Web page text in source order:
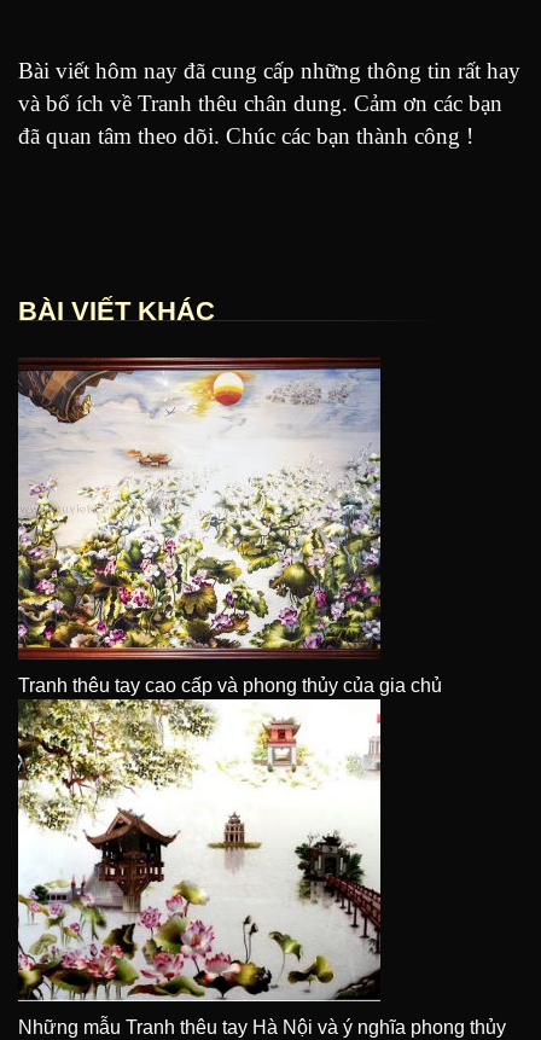
Bài viết hôm nay đã cung cấp những thông tin rất hay
và bổ ích về Tranh thêu chân dung. Cảm ơn các bạn
đã quan tâm theo dõi. Chúc các bạn thành công !
BÀI VIẾT KHÁC
Tranh thêu tay cao cấp và phong thủy của gia chủ
Những mẫu Tranh thêu tay Hà Nội và ý nghĩa phong thủy